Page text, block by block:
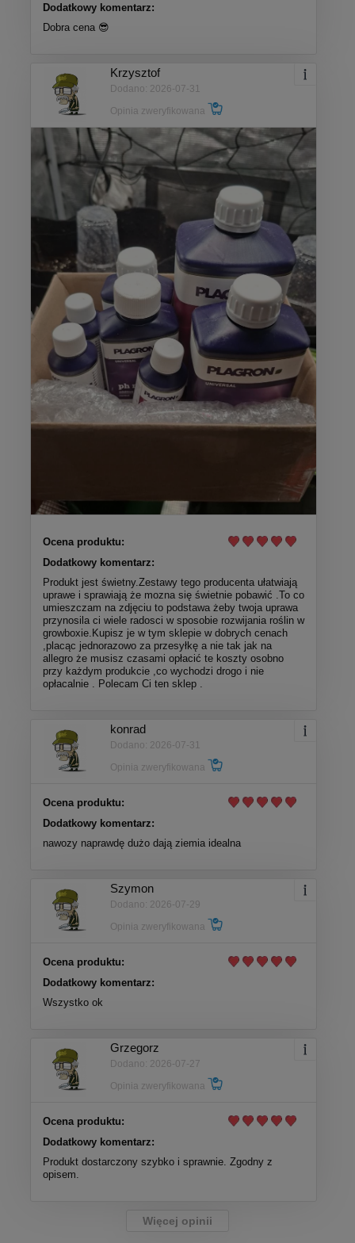
Dodatkowy komentarz:
Dobra cena 😎
Krzysztof
Dodano: 2026-07-31
Opinia zweryfikowana
Ocena produktu:
Dodatkowy komentarz:
Produkt jest świetny.Zestawy tego producenta ułatwiają
uprawe i sprawiają że mozna się świetnie pobawić .To co
umieszczam na zdjęciu to podstawa żeby twoja uprawa
przynosila ci wiele radosci w sposobie rozwijania roślin w
growboxie.Kupisz je w tym sklepie w dobrych cenach
,placąc jednorazowo za przesyłkę a nie tak jak na
allegro że musisz czasami opłacić te koszty osobno
przy każdym produkcie ,co wychodzi drogo i nie
opłacalnie . Polecam Ci ten sklep .
konrad
Dodano: 2026-07-31
Opinia zweryfikowana
Ocena produktu:
Dodatkowy komentarz:
nawozy naprawdę dużo dają ziemia idealna
Szymon
Dodano: 2026-07-29
Opinia zweryfikowana
Ocena produktu:
Dodatkowy komentarz:
Wszystko ok
Grzegorz
Dodano: 2026-07-27
Opinia zweryfikowana
Ocena produktu:
Dodatkowy komentarz:
Produkt dostarczony szybko i sprawnie. Zgodny z
opisem.
Więcej opinii